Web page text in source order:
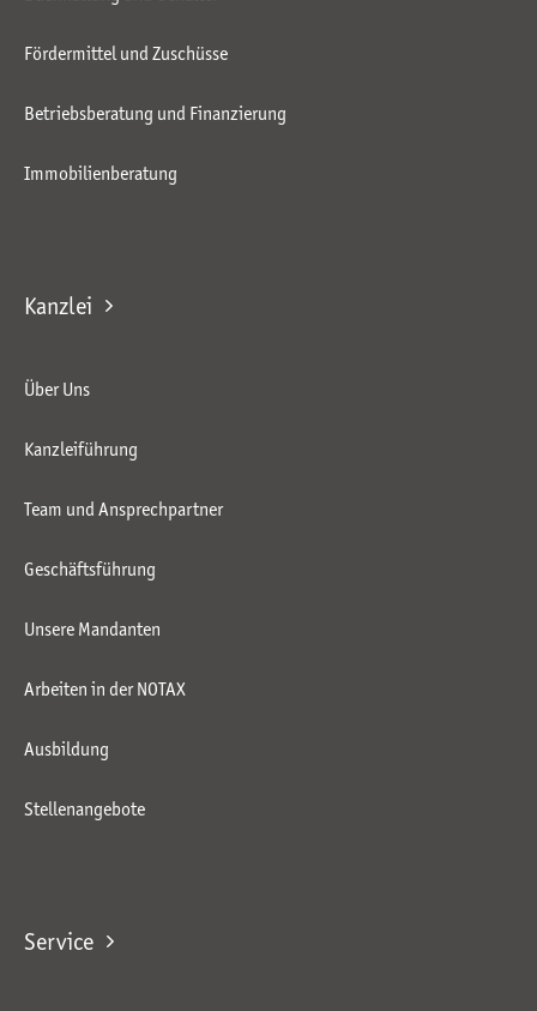
Fördermittel und Zuschüsse
Betriebsberatung und Finanzierung
Immobilienberatung
Kanzlei
Über Uns
Kanzleiführung
Team und Ansprechpartner
Geschäftsführung
Unsere Mandanten
Arbeiten in der NOTAX
Ausbildung
Stellenangebote
Service